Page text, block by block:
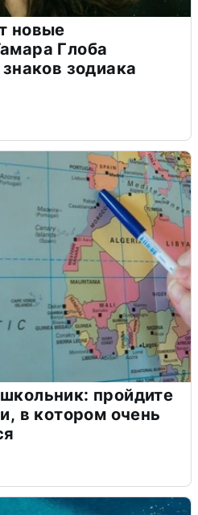
новые
Глоба
зодиака
пройдите
в котором очень